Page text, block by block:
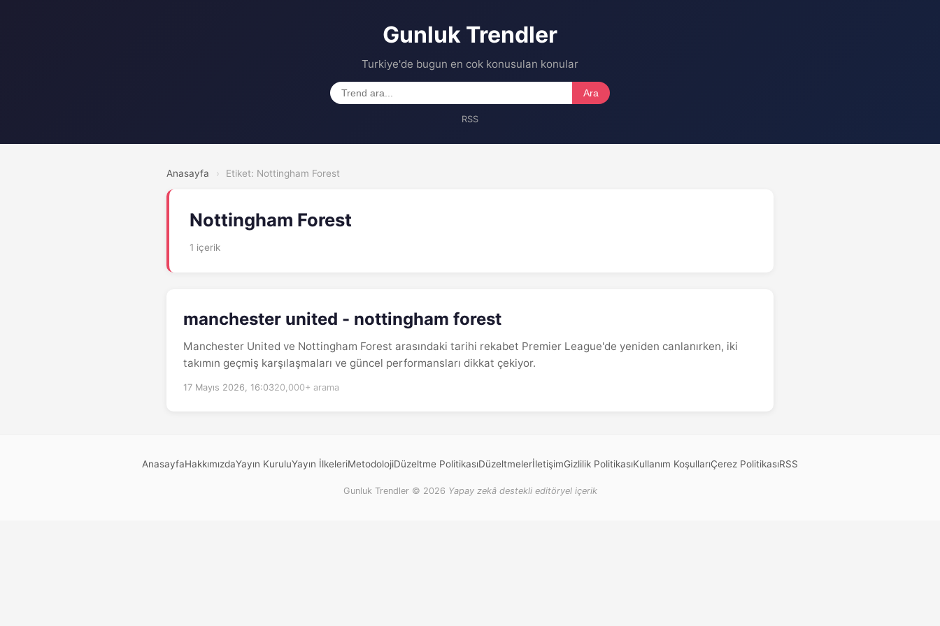
Gunluk Trendler
Turkiye'de bugun en cok konusulan konular
Ara
RSS
Anasayfa › Etiket: Nottingham Forest
Nottingham Forest
1 içerik
manchester united - nottingham forest
Manchester United ve Nottingham Forest arasındaki tarihi rekabet Premier League'de yeniden canlanırken, iki
takımın geçmiş karşılaşmaları ve güncel performansları dikkat çekiyor.
17 Mayıs 2026, 16:0320,000+ arama
AnasayfaHakkımızdaYayın KuruluYayın İlkeleriMetodolojiDüzeltme PolitikasıDüzeltmelerİletişimGizlilik PolitikasıKullanım KoşullarıÇerez PolitikasıRSS
Gunluk Trendler © 2026 Yapay zekâ destekli editöryel içerik